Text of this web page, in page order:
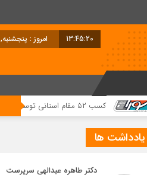
13:45:21 امروز : پنجشنبه, ۱۵ مرداد , ۱۴۰۵
کسب ۵۲ مقام استانی توسط دانش‌آموزان و فرهنگیان بردخون در جشنواره «یاریگران زندگی»
یادداشت ها
دکتر طاهره عبدالهی سرپرست